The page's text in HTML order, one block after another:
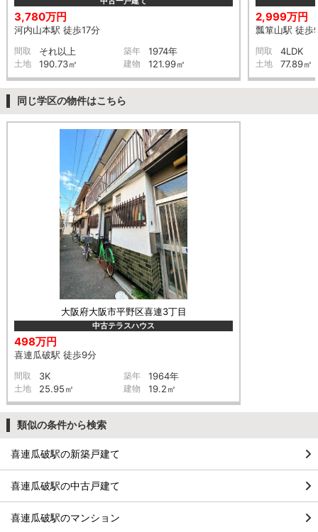
3,780万円
河内山本駅 徒歩17分
間取 それ以上 築年 1974年
土地 190.73㎡ 建物 121.99㎡
2,999万円
瓢箪山駅 徒歩
間取 4LDK
土地 77.89㎡
同じ学区の物件はこちら
大阪府大阪市平野区喜連3丁目
中古テラスハウス
498万円
喜連瓜破駅 徒歩9分
間取 3K 築年 1964年
土地 25.95㎡ 建物 19.2㎡
類似の条件から検索
喜連瓜破駅の新築戸建て
喜連瓜破駅の中古戸建て
喜連瓜破駅のマンション